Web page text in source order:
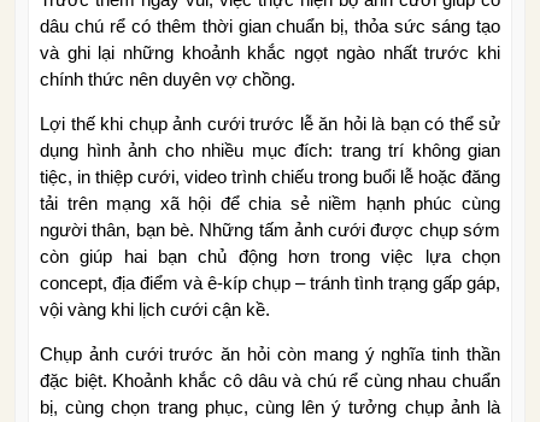
dâu chú rể có thêm thời gian chuẩn bị, thỏa sức sáng tạo
và ghi lại những khoảnh khắc ngọt ngào nhất trước khi
chính thức nên duyên vợ chồng.
Lợi thế khi chụp ảnh cưới trước lễ ăn hỏi là bạn có thể sử
dụng hình ảnh cho nhiều mục đích: trang trí không gian
tiệc, in thiệp cưới, video trình chiếu trong buổi lễ hoặc đăng
tải trên mạng xã hội để chia sẻ niềm hạnh phúc cùng
người thân, bạn bè. Những tấm ảnh cưới được chụp sớm
còn giúp hai bạn chủ động hơn trong việc lựa chọn
concept, địa điểm và ê-kíp chụp – tránh tình trạng gấp gáp,
vội vàng khi lịch cưới cận kề.
Chụp ảnh cưới trước ăn hỏi còn mang ý nghĩa tinh thần
đặc biệt. Khoảnh khắc cô dâu và chú rể cùng nhau chuẩn
bị, cùng chọn trang phục, cùng lên ý tưởng chụp ảnh là